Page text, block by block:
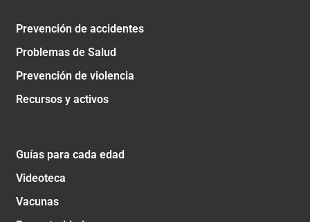
Prevención de accidentes
Problemas de Salud
Prevención de violencia
Recursos y activos
Guías para cada edad
Videoteca
Vacunas